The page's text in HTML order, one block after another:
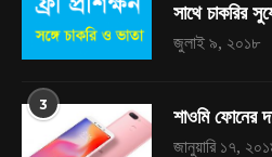
সাথে চাকরির
জুলাই ৯, ২০১৮
3
শাওমি ফোনের
জানুয়ারি ১৭,